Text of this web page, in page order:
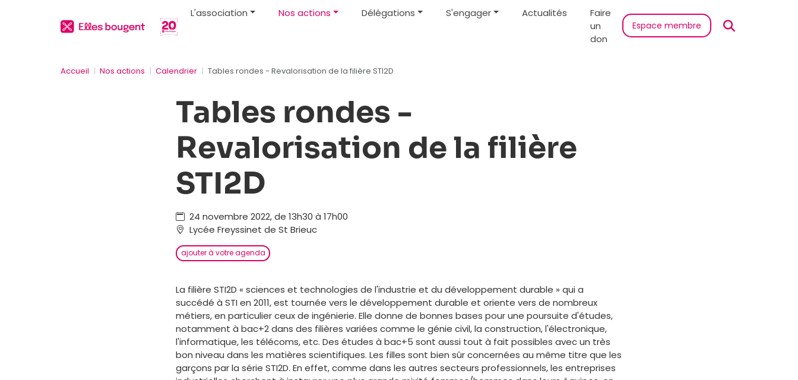
L'association Nos actions Délégations S'engager Actualités
Faire
un
don
Espace membre
Accueil Nos actions Calendrier Tables rondes - Revalorisation de la filière STI2D
Tables rondes -
Revalorisation de la filière
STI2D
24 novembre 2022, de 13h30 à 17h00
Lycée Freyssinet de St Brieuc
ajouter à votre agenda
La filière STI2D « sciences et technologies de l'industrie et du développement durable » qui a
succédé à STI en 2011, est tournée vers le développement durable et oriente vers de nombreux
métiers, en particulier ceux de ingénierie. Elle donne de bonnes bases pour une poursuite d'études,
notamment à bac+2 dans des filières variées comme le génie civil, la construction, l'électronique,
l'informatique, les télécoms, etc. Des études à bac+5 sont aussi tout à fait possibles avec un très
bon niveau dans les matières scientifiques. Les filles sont bien sûr concernées au même titre que les
garçons par la série STI2D. En effet, comme dans les autres secteurs professionnels, les entreprises